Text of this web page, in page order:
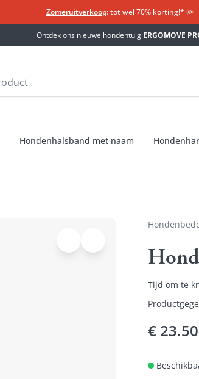
Zomeruitverkoop: tot wel 70% korting!*​ 🌞
Ontdek ons nieuwe hondentuig ERGOMOVE
Hondenhalsband met naam
Tijd om te
€ 23.50